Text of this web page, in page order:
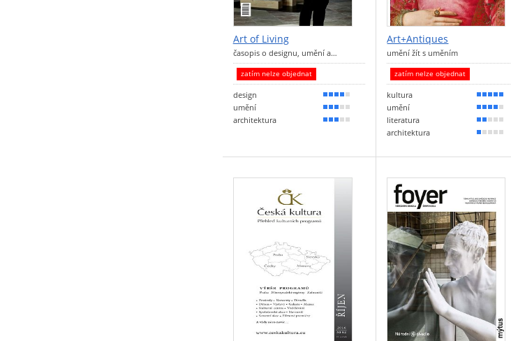
Art of Living
časopis o designu, umění a…
zatím nelze objednat
design
80 %
umění
60 %
architektura
50 %
Art+Antiques
umění žít s uměním
zatím nelze objednat
kultura
100 %
umění
80 %
literatura
30 %
architektura
10 %